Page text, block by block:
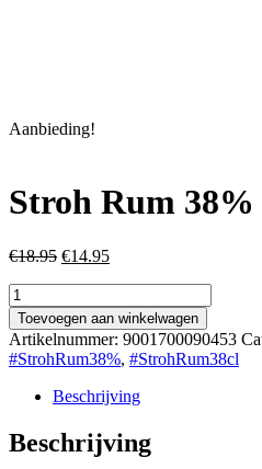
Aanbieding!
Stroh Rum 38%
€18.95 Oorspronkelijke
€18.95.
€14.95Huidige
€14.95.
Stroh
Rum
38%
70
cl
aantal
Toevoegen aan winkelwagen
Artikelnummer: 9001700090453
#StrohRum38%, #StrohRum38cl
Beschrijving
Beschrijving